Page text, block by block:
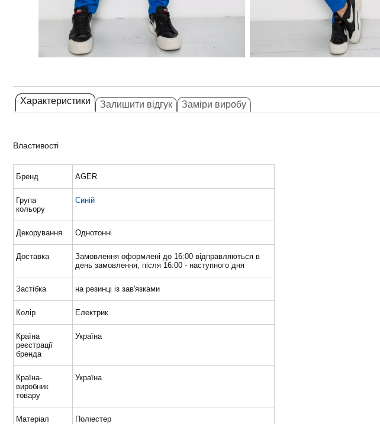
Характеристики Залишити відгук Заміри виробу
Властивості
Бренд AGER
Група
кольору
Синій
Декорування Однотонні
Доставка
Замовлення оформлені до 16:00 відправляються в
день замовлення, після 16:00 - наступного дня
Застібка на резинці із зав'язками
Колір Електрик
Країна
реєстрації
бренда
Україна
Країна-
виробник
товару
Україна
Матеріал Поліестер